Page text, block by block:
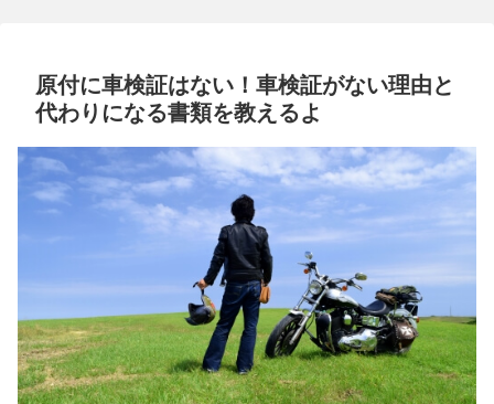
原付に車検証はない！車検証がない理由と
代わりになる書類を教えるよ